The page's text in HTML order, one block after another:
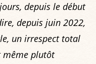
depuis le début
depuis juin 2022,
un irrespect total
même plutôt